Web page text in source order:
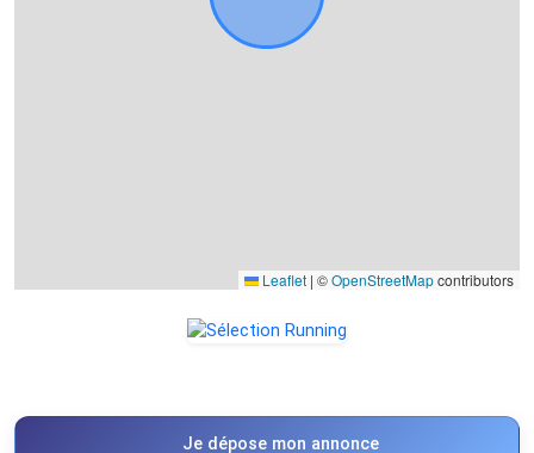
Leaflet | ©OpenStreetMapcontributors
Je dépose mon annonce